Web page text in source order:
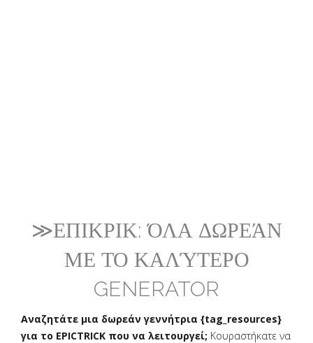
≫ΕΠΙΚΡΙΚ: ΌΛΑ ΔΩΡΕΆΝ
ΜΕ ΤΟ ΚΑΛΎΤΕΡΟ
GENERATOR
Αναζητάτε μια δωρεάν γεννήτρια {tag_resources}
για το EPICTRICK που να λειτουργεί; Κουραστήκατε να